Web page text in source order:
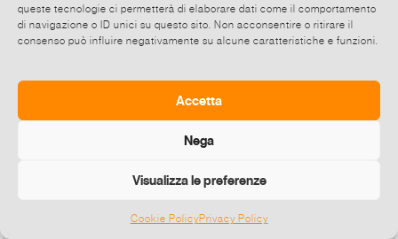
queste tecnologie ci permetterà di elaborare dati come il comportamento
di navigazione o ID unici su questo sito. Non acconsentire o ritirare il
consenso può influire negativamente su alcune caratteristiche e funzioni.
Accetta
Nega
Visualizza le preferenze
Cookie PolicyPrivacy Policy
©2026 E-zine